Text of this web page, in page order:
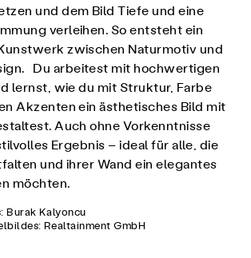
und dem Bild Tiefe und eine
verleihen. So entsteht ein
zwischen Naturmotiv und
Du arbeitest mit hochwertigen
lernst, wie du mit Struktur, Farbe
Akzenten ein ästhetisches Bild mit
Auch ohne Vorkenntnisse
Ergebnis – ideal für alle, die
und ihrer Wand ein elegantes
möchten.
Burak Kalyoncu
Realtainment GmbH